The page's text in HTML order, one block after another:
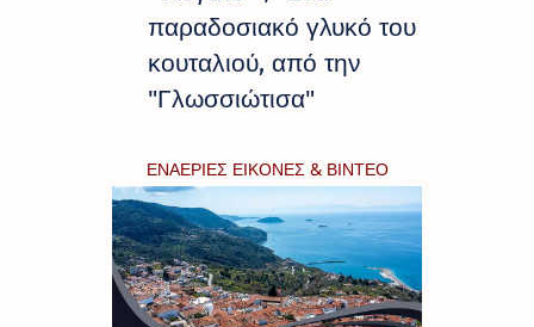
παραδοσιακό γλυκό του
κουταλιού, από την
"Γλωσσιώτισα"
ΕΝΑΕΡΙΕΣ ΕΙΚΟΝΕΣ & ΒΙΝΤΕΟ